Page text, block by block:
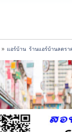
» แอร์บ้าน  ร้านแอร์บ้านลดรา